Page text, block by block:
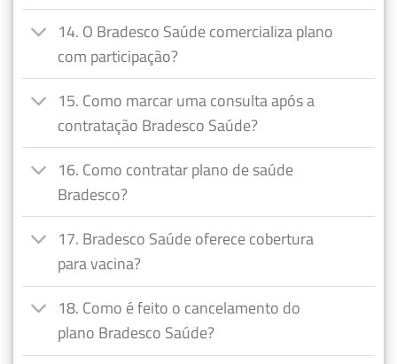
14. O Bradesco Saúde comercializa plano
com participação?
15. Como marcar uma consulta após a
contratação Bradesco Saúde?
16. Como contratar plano de saúde
Bradesco?
17. Bradesco Saúde oferece cobertura
para vacina?
18. Como é feito o cancelamento do
plano Bradesco Saúde?